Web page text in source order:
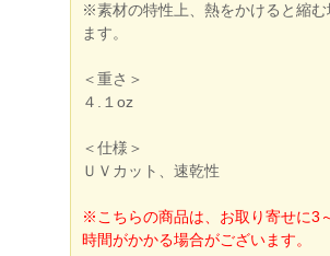
※素材の特性上、熱をかけると縮む
ます。
＜重さ＞
４.１oz
＜仕様＞
ＵＶカット、速乾性
※こちらの商品は、お取り寄せに3
時間がかかる場合がございます。